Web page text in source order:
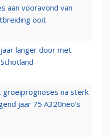
aan vooravond van
ooit
langer door met
groeiprognoses na sterk
jaar 75 A320neo’s